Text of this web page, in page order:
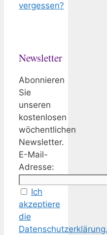
vergessen?
Newsletter
Abonnieren
Sie
unseren
kostenlosen
wöchentlichen
Newsletter.
E-Mail-
Adresse:
Ich
akzeptiere
die
Datenschutzerklärung.